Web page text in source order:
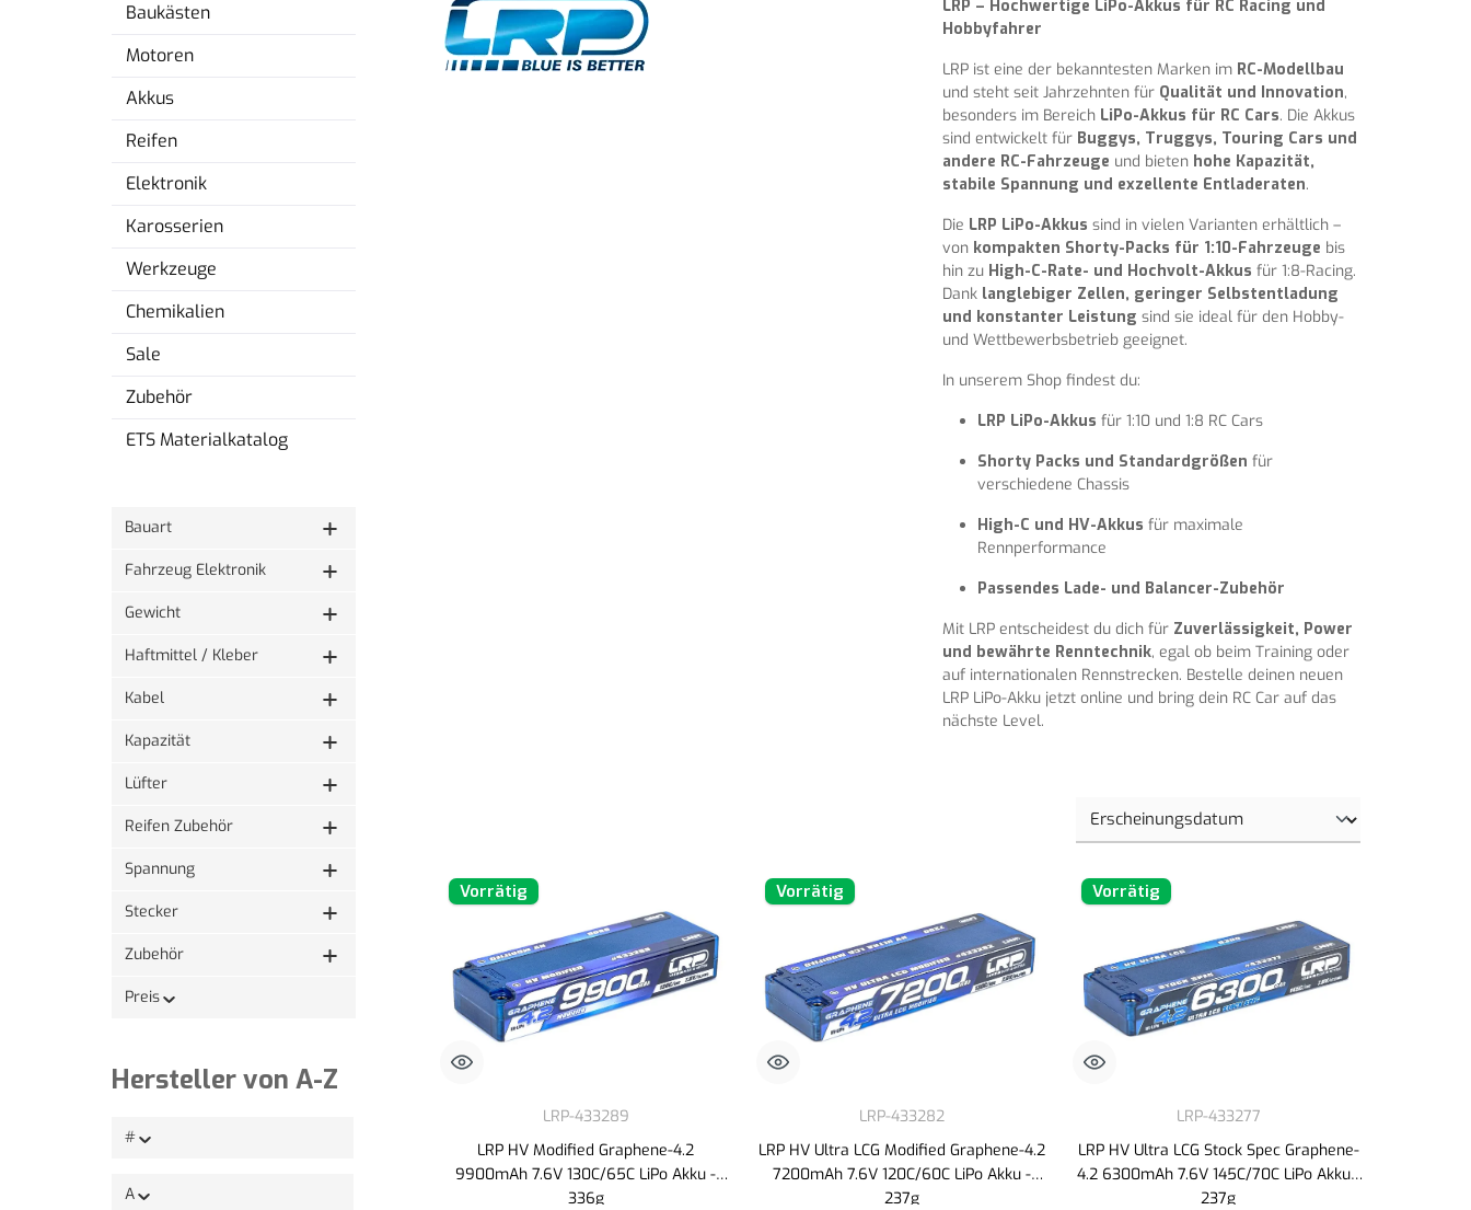
Baukästen
Motoren
Akkus
Reifen
Elektronik
Karosserien
Werkzeuge
Chemikalien
Sale
Zubehör
ETS Materialkatalog
Bauart
Fahrzeug Elektronik
Gewicht
Haftmittel / Kleber
Kabel
Kapazität
Lüfter
Reifen Zubehör
Spannung
Stecker
Zubehör
Preis
Hersteller von A-Z
#
A
LRP – Hochwertige LiPo-Akkus für RC Racing und
Hobbyfahrer
LRP ist eine der bekanntesten Marken im RC-Modellbau
und steht seit Jahrzehnten für Qualität und Innovation,
besonders im Bereich LiPo-Akkus für RC Cars. Die Akkus
sind entwickelt für Buggys, Truggys, Touring Cars und
andere RC-Fahrzeuge und bieten hohe Kapazität,
stabile Spannung und exzellente Entladeraten.
Die LRP LiPo-Akkus sind in vielen Varianten erhältlich –
von kompakten Shorty-Packs für 1:10-Fahrzeuge bis
hin zu High-C-Rate- und Hochvolt-Akkus für 1:8-Racing.
Dank langlebiger Zellen, geringer Selbstentladung
und konstanter Leistung sind sie ideal für den Hobby-
und Wettbewerbsbetrieb geeignet.
In unserem Shop findest du:
LRP LiPo-Akkus für 1:10 und 1:8 RC Cars
Shorty Packs und Standardgrößen für
verschiedene Chassis
High-C und HV-Akkus für maximale
Rennperformance
Passendes Lade- und Balancer-Zubehör
Mit LRP entscheidest du dich für Zuverlässigkeit, Power
und bewährte Renntechnik, egal ob beim Training oder
auf internationalen Rennstrecken. Bestelle deinen neuen
LRP LiPo-Akku jetzt online und bring dein RC Car auf das
nächste Level.
Vorrätig
LRP-433289
LRP HV Modified Graphene-4.2
9900mAh 7.6V 130C/65C LiPo Akku -
336g
Vorrätig
LRP-433282
LRP HV Ultra LCG Modified Graphene-4.2
7200mAh 7.6V 120C/60C LiPo Akku -
237g
Vorrätig
LRP-433277
LRP HV Ultra LCG Stock Spec Graphene-
4.2 6300mAh 7.6V 145C/70C LiPo Akku -
237g